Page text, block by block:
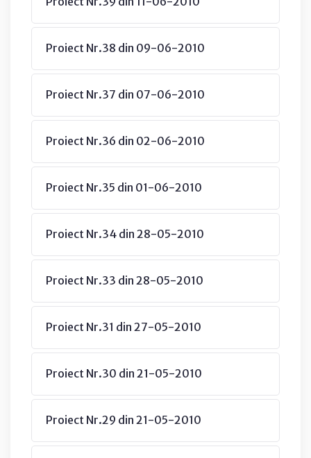
Proiect Nr.38 din 09-06-2010
Proiect Nr.37 din 07-06-2010
Proiect Nr.36 din 02-06-2010
Proiect Nr.35 din 01-06-2010
Proiect Nr.34 din 28-05-2010
Proiect Nr.33 din 28-05-2010
Proiect Nr.31 din 27-05-2010
Proiect Nr.30 din 21-05-2010
Proiect Nr.29 din 21-05-2010